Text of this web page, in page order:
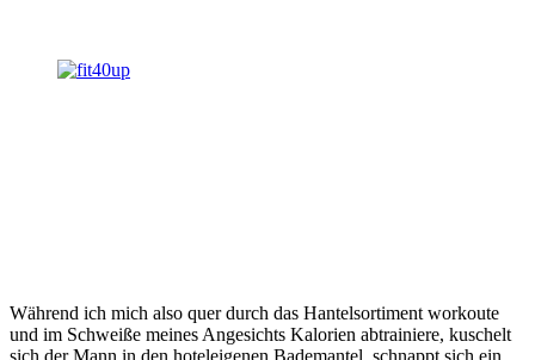
Während ich mich also quer durch das Hantelsortiment workoute
und im Schweiße meines Angesichts Kalorien abtrainiere, kuschelt
sich der Mann in den hoteleigenen Bademantel, schnappt sich ein